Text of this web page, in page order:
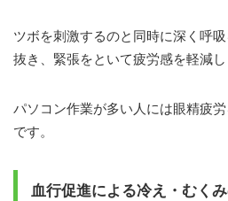
ツボを刺激するのと同時に深く呼
抜き、緊張をといて疲労感を軽減し
パソコン作業が多い人には眼精疲
です。
血行促進による冷え・むく